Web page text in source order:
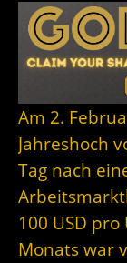
Am 2.
Jahreshoch
Tag nach
100 USD
Monats war